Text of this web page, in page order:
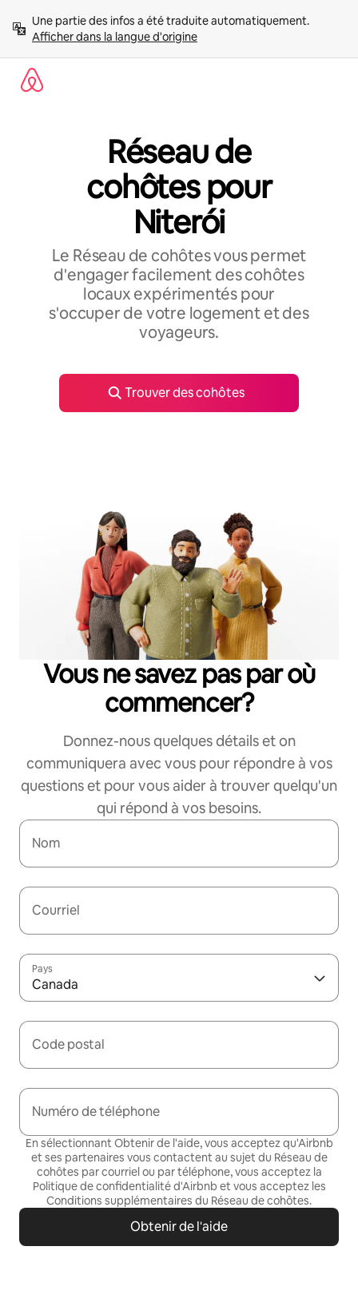
directement
contenu
Afficher dans la langue d'origine
Réseau de
cohôtes pour
Niterói
Le Réseau de cohôtes vous permet
d'engager facilement des cohôtes
locaux expérimentés pour
s'occuper de votre logement et des
voyageurs.
Trouver des cohôtes
Vous ne savez pas par où
commencer?
Donnez-nous quelques détails et on
communiquera avec vous pour répondre à vos
questions et pour vous aider à trouver quelqu'un
qui répond à vos besoins.
Nom
Courriel
Pays
Canada
Code postal
Numéro de téléphone
En sélectionnant Obtenir de l'aide, vous acceptez qu'Airbnb
et ses partenaires vous contactent au sujet du Réseau de
cohôtes par courriel ou par téléphone, vous acceptez la
Politique de confidentialitéd'Airbnb et vous acceptez les
Conditions supplémentaires du Réseau de cohôtes.
Obtenir de l'aide